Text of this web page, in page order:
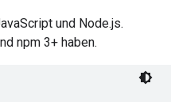
und Node.js.
npm 3+ haben.